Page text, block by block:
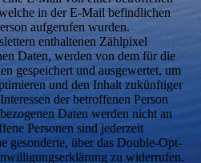
in der E-Mail befindlichen
aufgerufen wurden.
enthaltenen Zählpixel
Daten, werden von dem für die
gespeichert und ausgewertet, um
und den Inhalt zukünftiger
der betroffenen Person
Daten werden nicht an
Personen sind jederzeit
gesonderte, über das Double-Opt-
zu widerrufen.